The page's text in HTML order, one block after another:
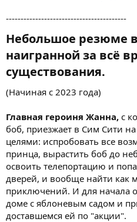
-----------------------------------------
Небольшое резюме
наигранной за всё
существования.​
(Начиная с 2023 года)
Главная героиня Жанна, с
боб, приезжает в Сим Сити
целями: испробовать все
принца, вырастить боб до
освоить телепортацию и
дверей, и вообще найти как
приключений. И для начала
доме с яблоневым садом и
доставшемся ей по "акции".